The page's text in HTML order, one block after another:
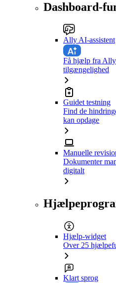
Dashboard-
Ally AI-assistent
Få hjælp fra Ally
tilgængelighed
Guidet testning
Find de
kan opdage
Manuelle
Dokumenter
digitalt
Hjælp-widget
Over 25
Klart sprog